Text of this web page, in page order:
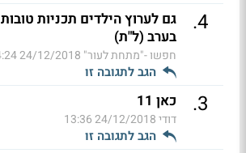
4
.
גם לערוץ הילדים תכניות טובות
בערב (ל"ת)
חפשו -"מתחת לעור" 24/12/2018 14:24
הגב לתגובה זו
3
. כאן 11
דודי24/12/2018 13:36
הגב לתגובה זו